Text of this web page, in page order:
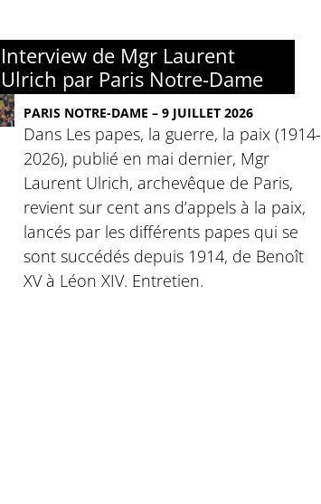
Interview de Mgr Laurent
Ulrich par Paris Notre-Dame
PARIS NOTRE-DAME – 9 JUILLET 2026
Dans Les papes, la guerre, la paix (1914-
2026), publié en mai dernier, Mgr
Laurent Ulrich, archevêque de Paris,
revient sur cent ans d’appels à la paix,
lancés par les différents papes qui se
sont succédés depuis 1914, de Benoît
XV à Léon XIV. Entretien.